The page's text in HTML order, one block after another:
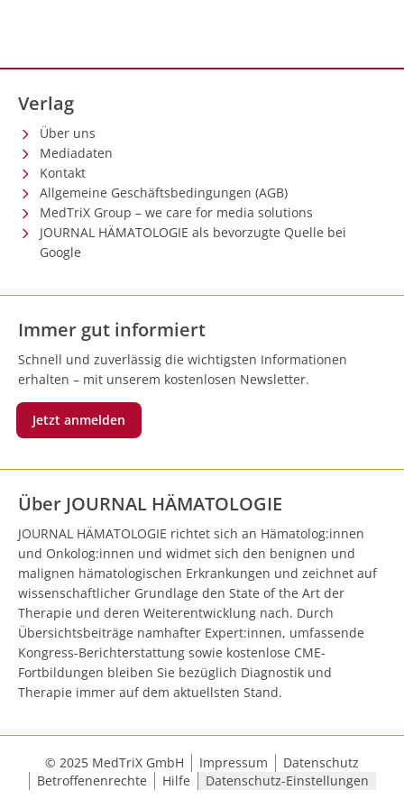
Verlag
Über uns
Mediadaten
Kontakt
Allgemeine Geschäftsbedingungen (AGB)
MedTriX Group – we care for media solutions
JOURNAL HÄMATOLOGIE als bevorzugte Quelle bei
Google
Immer gut informiert
Schnell und zuverlässig die wichtigsten Informationen
erhalten – mit unserem kostenlosen Newsletter.
Jetzt anmelden
Über JOURNAL HÄMATOLOGIE
JOURNAL HÄMATOLOGIE richtet sich an Hämatolog:innen
und Onkolog:innen und widmet sich den benignen und
malignen hämatologischen Erkrankungen und zeichnet auf
wissenschaftlicher Grundlage den State of the Art der
Therapie und deren Weiterentwicklung nach. Durch
Übersichtsbeiträge namhafter Expert:innen, umfassende
Kongress-Berichterstattung sowie kostenlose CME-
Fortbildungen bleiben Sie bezüglich Diagnostik und
Therapie immer auf dem aktuellsten Stand.
© 2025 MedTriX GmbH Impressum
Datenschutz
Betroffenenrechte
Hilfe Datenschutz-Einstellungen